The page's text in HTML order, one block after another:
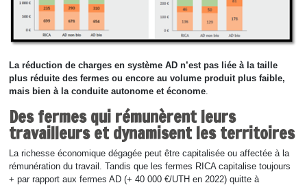
La réduction de charges en système AD n’est pas liée à la taille
plus réduite des fermes ou encore au volume produit plus faible,
mais bien à la conduite autonome et économe.
Des fermes qui rémunèrent leurs
travailleurs et dynamisent les territoires
La richesse économique dégagée peut être capitalisée ou affectée à la
rémunération du travail. Tandis que les fermes RICA capitalise toujours
+ par rapport aux fermes AD (+ 40 000 €/UTH en 2022) quitte à